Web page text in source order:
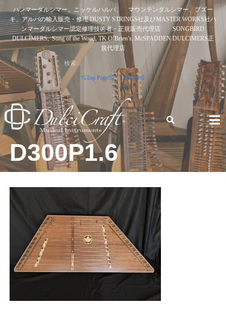
to
content
ハンマーダルシマー、ニッケルハルパ、 マウンテンダルシマー、ブズー
キ、アルパの輸入販売・修理 DUSTY STRINGS社及びMASTER WORKS社ハ
ンマーダルシマー認定修理技術者・正規販売代理店 SONGBIRD
DULCIMERS, Song of the Wood, TK O’Brien’s, McSPADDEN DULCIMERS正
規代理店
索:
%Top Page%>D300p1.6
ハンマーダルシマー、ニッケルハルパ、 マウンテンダルシ
マー、ブズーキ、アルパの輸入販売・修理 DUSTY STRINGS
社及びMASTER WORKS社ハンマーダルシマー認定修理技術
THE WOOD, TK O’BRIEN’S, MCSPADDEN DULCIMERS正規
D300P1.6